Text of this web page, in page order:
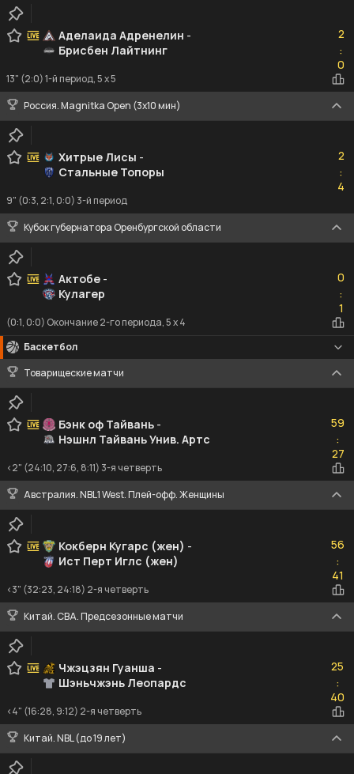
Аделаида Адренелин -
Брисбен Лайтнинг
2
:0
0
13" (2:0) 1-й период, 5 x 5
Россия. Magnitka Open (3х10 мин)
Хитрые Лисы -
Стальные Топоры
2
:4
4
9" (0:3, 2:1, 0:0) 3-й период
Кубок губернатора Оренбургской области
Актобе -
Кулагер
0
:1
1
(0:1, 0:0) Окончание 2-го периода, 5 x 4
Баскетбол
Товарищеские матчи
Бэнк оф Тайвань -
Нэшнл Тайвань Унив. Артс
59
:27
27
<2" (24:10, 27:6, 8:11) 3-я четверть
Австралия. NBL1 West. Плей-офф. Женщины
Кокберн Кугарс (жен) -
Ист Перт Иглс (жен)
56
:41
41
<3" (32:23, 24:18) 2-я четверть
Китай. CBA. Предсезонные матчи
Чжэцзян Гуанша -
Шэньчжэнь Леопардс
25
:40
40
<4" (16:28, 9:12) 2-я четверть
Китай. NBL (до 19 лет)